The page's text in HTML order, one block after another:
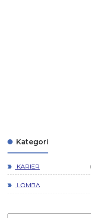
Kategori
KARIER
LOMBA